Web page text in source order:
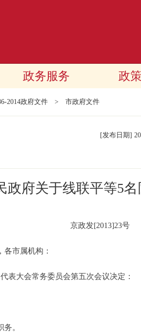
政务服务 政
2014政府文件 > 市政府文件
[发布日期]
政府关于线联平等5
京政发[2013]23号
市属机构：
大会常务委员会第五次会议决定：
。